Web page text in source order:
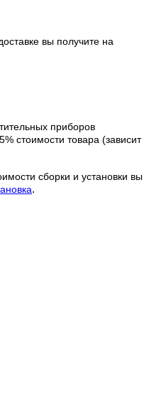
вы получите на
приборов
стоимости товара (зависит
сборки и установки вы
.